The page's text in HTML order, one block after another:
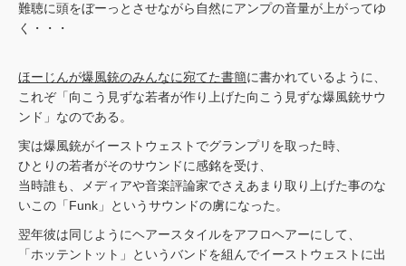
難聴に頭をぼーっとさせながら自然にアンプの音量が上がってゆ
く・・・
ほーじんが爆風銃のみんなに宛てた書簡に書かれているように、
これぞ「向こう見ずな若者が作り上げた向こう見ずな爆風銃サウ
ンド」なのである。
実は爆風銃がイーストウェストでグランプリを取った時、
ひとりの若者がそのサウンドに感銘を受け、
当時誰も、メディアや音楽評論家でさえあまり取り上げた事のな
いこの「Funk」というサウンドの虜になった。
翌年彼は同じようにヘアースタイルをアフロヘアーにして、
「ホッテントット」というバンドを組んでイーストウェストに出